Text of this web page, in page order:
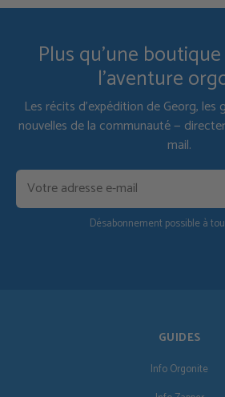
Plus qu'une
l'aventure
Les récits d'expédition de Georg, les
nouvelles de la communauté —
mail.
Désabonnement possible à
GUIDES
Info Orgonite